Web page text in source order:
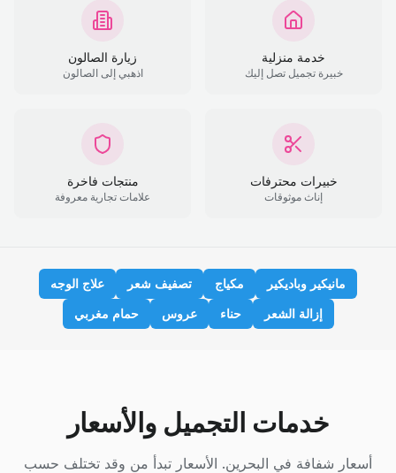
خدمة منزلية
خبيرة تجميل تصل إليك
زيارة الصالون
اذهبي إلى الصالون
خبيرات محترفات
إناث موثوقات
منتجات فاخرة
علامات تجارية معروفة
مانيكير وباديكير مكياج تصفيف شعر
علاج الوجه
إزالة الشعر
حناء عروس حمام مغربي
خدمات التجميل والأسعار
أسعار شفافة في البحرين. الأسعار تبدأ من وقد تختلف حسب